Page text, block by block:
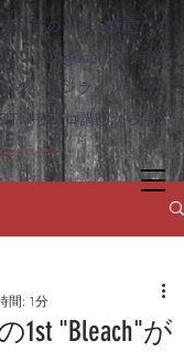
熊本市のギター教室 ゆ
近く｜Dagocomfy 音楽
グ オンラインレッス
をプロ講師から学ぶ
1st "Bleach"が
間: 1分